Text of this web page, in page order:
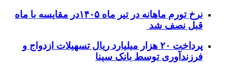
نرخ تورم ماهانه در تیر ماه ۱۴۰۵در مقایسه با ماه
قبل نصف شد
پرداخت ۲۰ هزار میلیارد ریال تسهیلات ازدواج و
فرزند‌آوری توسط بانک سینا